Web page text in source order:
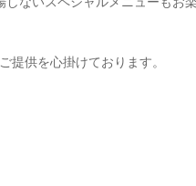
提供を心掛けております。